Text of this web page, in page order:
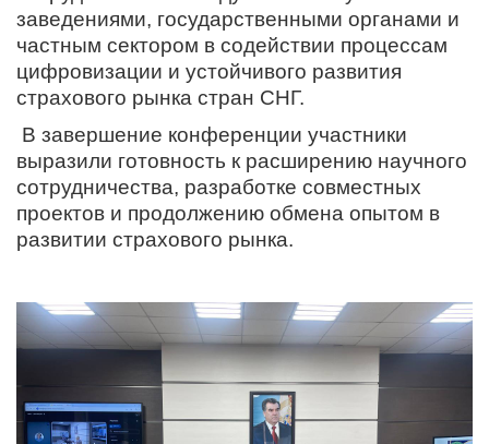
заведениями, государственными органами и
частным сектором в содействии процессам
цифровизации и устойчивого развития
страхового рынка стран СНГ.
В завершение конференции участники
выразили готовность к расширению научного
сотрудничества, разработке совместных
проектов и продолжению обмена опытом в
развитии страхового рынка.